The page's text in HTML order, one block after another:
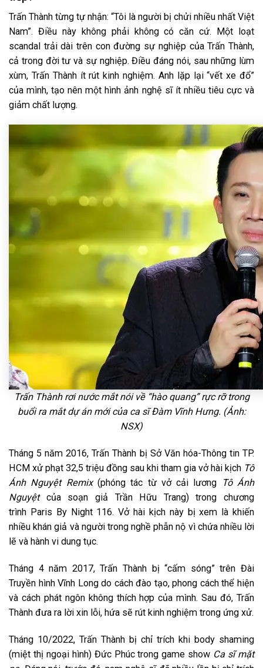
Trấn Thành từng tự nhận: “Tôi là người bị chửi nhiều nhất Việt
Nam”. Điều này không phải không có căn cứ. Một loạt
scandal trải dài trên con đường sự nghiệp của Trấn Thành,
cả trong đời tư và sự nghiệp. Điều đáng nói, sau những lùm
xùm, Trấn Thành ít rút kinh nghiệm. Anh lặp lại “vết xe đổ”
của mình, tạo nên một hình ảnh nghệ sĩ ít nhiều tiêu cực và
giảm chất lượng.
Trấn Thành rơi nước mắt nói về “hào quang” rực rỡ trong
buổi ra mắt dự án mới của ca sĩ Đàm Vĩnh Hưng. (Ảnh:
NSX)
Tháng 5 năm 2016, Trấn Thành bị Sở Văn hóa-Thông tin TP.
HCM xử phạt 32,5 triệu đồng sau khi tham gia vở hài kịch Tô
Ánh Nguyệt Remix(phóng tác từ vở cải lương
Tô Ánh
Nguyệtcủa soạn giả Trần Hữu Trang) trong chương
trình Paris By Night 116. Vở hài kịch này bị xem là khiến
nhiều khán giả và người trong nghề phẫn nộ vì chứa nhiều lời
lẽ và hành vi dung tục.
Tháng 4 năm 2017, Trấn Thành bị “cấm sóng” trên Đài
Truyền hình Vĩnh Long do cách đào tạo, phong cách thể hiện
và cách phát ngôn không thích hợp của mình. Sau đó, Trấn
Thành đưa ra lời xin lỗi, hứa sẽ rút kinh nghiệm trong ứng xử.
Tháng 10/2022, Trấn Thành bị chỉ trích khi body shaming
(miệt thị ngoại hình) Đức Phúc trong game show Ca sĩ mặt